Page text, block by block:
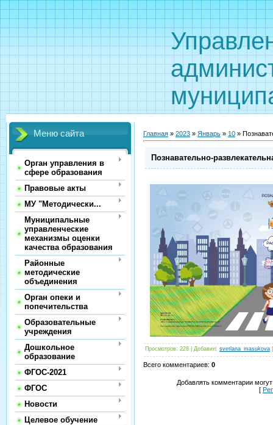
Меню сайта
Орган управления в
сфере образования
Правовые акты
МУ "Методически...
Муниципальные
управленческие
механизмы оценки
качества образования
Районные
методические
объединения
Орган опеки и
попечительства
Образовательные
учреждения
Дошкольное
образование
ФГОС-2021
ФГОС
Новости
Целевое обучение
Главная » 2023 » Январь » 10 »
Познавательно-
Просмотров: 228 Добавил: svetlana_masukova
Всего комментариев: 0
Добавлять комментарии
[